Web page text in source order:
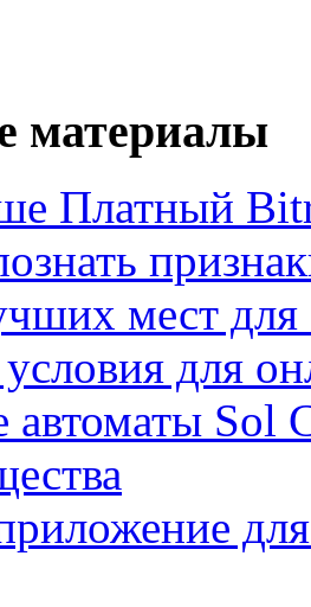
материалы
Платный
мест для
для
Sol